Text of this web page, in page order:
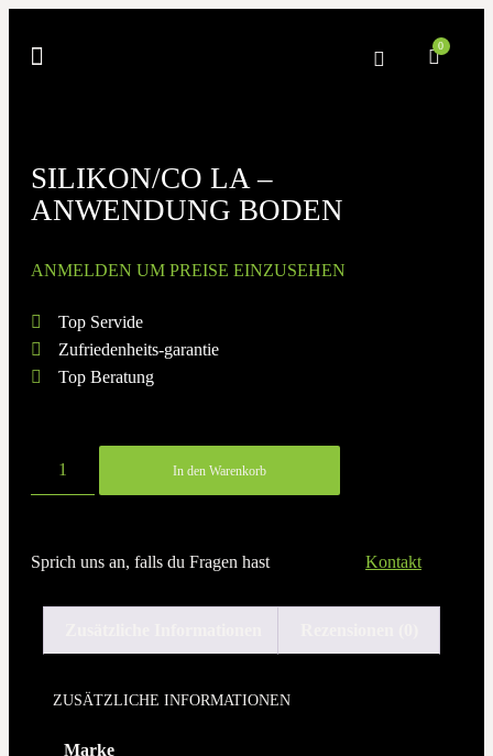
0
SILIKON/CO LA –
ANWENDUNG BODEN
ANMELDEN UM PREISE EINZUSEHEN
Top Servide
Zufriedenheits-garantie
Top Beratung
In den Warenkorb
Sprich uns an, falls du Fragen hast Kontakt
ZUSÄTZLICHE INFORMATIONEN
Marke